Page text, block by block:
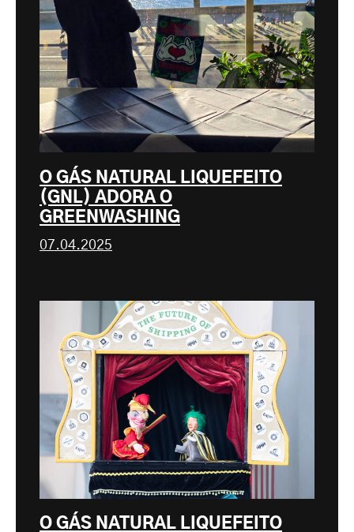
O GÁS NATURAL LIQUEFEITO
(GNL) ADORA O
GREENWASHING
07.04.2025
O GÁS NATURAL LIQUEFEITO